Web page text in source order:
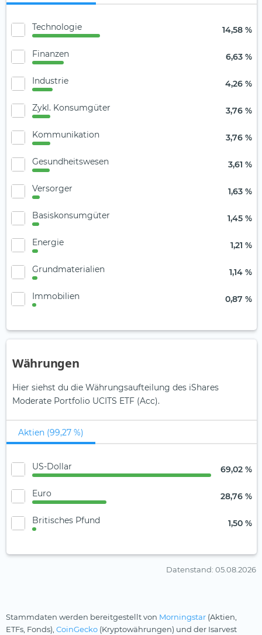
Technologie 14,58 %
Finanzen 6,63 %
Industrie 4,26 %
Zykl. Konsumgüter 3,76 %
Kommunikation 3,76 %
Gesundheitswesen 3,61 %
Versorger 1,63 %
Basiskonsumgüter 1,45 %
Energie 1,21 %
Grundmaterialien 1,14 %
Immobilien 0,87 %
Währungen
Hier siehst du die Währungsaufteilung des iShares
Moderate Portfolio UCITS ETF (Acc).
Aktien (99,27 %)
US-Dollar 69,02 %
Euro 28,76 %
Britisches Pfund 1,50 %
Datenstand: 05.08.2026
Stammdaten werden bereitgestellt von Morningstar (Aktien,
ETFs, Fonds), CoinGecko (Kryptowährungen) und der Isarvest